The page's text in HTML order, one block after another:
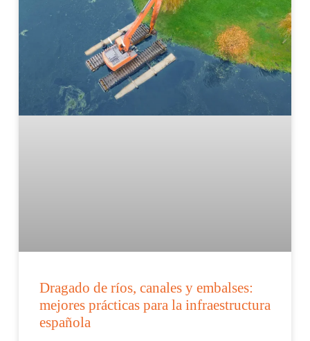
Dragado de ríos, canales y embalses:
mejores prácticas para la infraestructura
española